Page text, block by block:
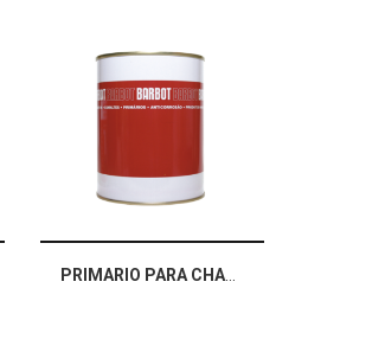
PRIMARIO PARA CHAPA GALVANIZADA